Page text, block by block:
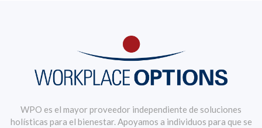
WPO es el mayor proveedor independiente de soluciones
holísticas para el bienestar. Apoyamos a individuos para que se